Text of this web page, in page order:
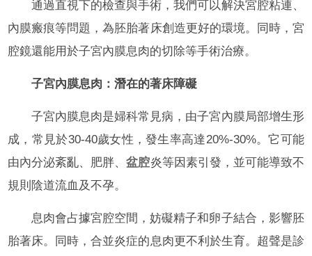
通過直視下的檢查與手術，我們可以解決宮腔粘連、
內膜瘢痕等問題，為胚胎著床創造更好的環境。同時，宮
腔鏡還能用於子宮內膜息肉的切除等手術治療。
子宮內膜息肉：潛在的著床障礙
子宮內膜息肉是婦科常見病，由子宮內膜局部增生形
成，常見於30-40歲女性，發生率高達20%-30%。它可能
由內分泌紊亂、肥胖、盆腔炎等因素引發，並可能導致不
規則陰道流血及不孕。
息肉會占據宮腔空間，妨礙精子和卵子結合，影響胚
胎著床。同時，合並炎症的息肉更不利於生育。超聲是診